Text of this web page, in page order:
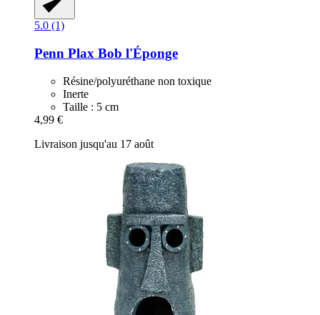
5.0 (1)
Penn Plax Bob l'Éponge
Résine/polyuréthane non toxique
Inerte
Taille : 5 cm
4,99 €
Livraison jusqu'au 17 août